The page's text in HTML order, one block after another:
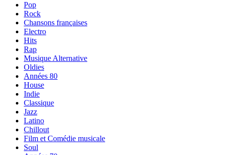
Pop
Rock
Chansons françaises
Electro
Hits
Rap
Musique Alternative
Oldies
Années 80
House
Indie
Classique
Jazz
Latino
Chillout
Film et Comédie musicale
Soul